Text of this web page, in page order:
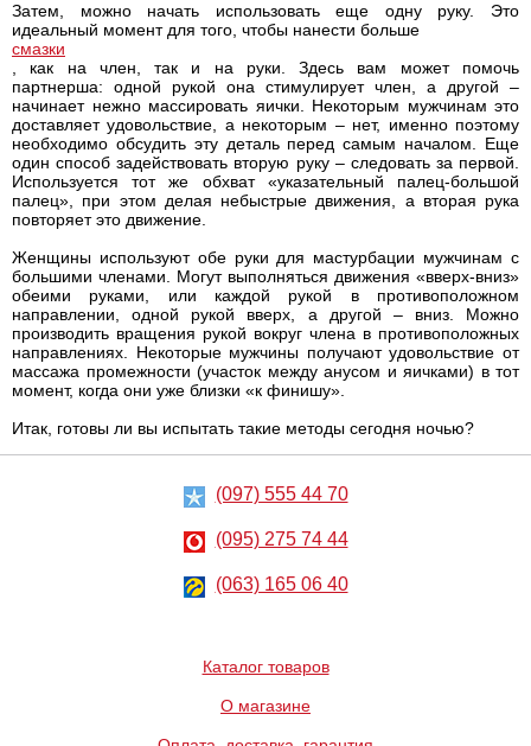
Затем, можно начать использовать еще одну руку. Это
идеальный момент для того, чтобы нанести больше
смазки
, как на член, так и на руки. Здесь вам может помочь
партнерша: одной рукой она стимулирует член, а другой –
начинает нежно массировать яички. Некоторым мужчинам это
доставляет удовольствие, а некоторым – нет, именно поэтому
необходимо обсудить эту деталь перед самым началом. Еще
один способ задействовать вторую руку – следовать за первой.
Используется тот же обхват «указательный палец-большой
палец», при этом делая небыстрые движения, а вторая рука
повторяет это движение.
Женщины используют обе руки для мастурбации мужчинам с
большими членами. Могут выполняться движения «вверх-вниз»
обеими руками, или каждой рукой в противоположном
направлении, одной рукой вверх, а другой – вниз. Можно
производить вращения рукой вокруг члена в противоположных
направлениях. Некоторые мужчины получают удовольствие от
массажа промежности (участок между анусом и яичками) в тот
момент, когда они уже близки «к финишу».
Итак, готовы ли вы испытать такие методы сегодня ночью?
(097) 555 44 70
(095) 275 74 44
(063) 165 06 40
Каталог товаров
О магазине